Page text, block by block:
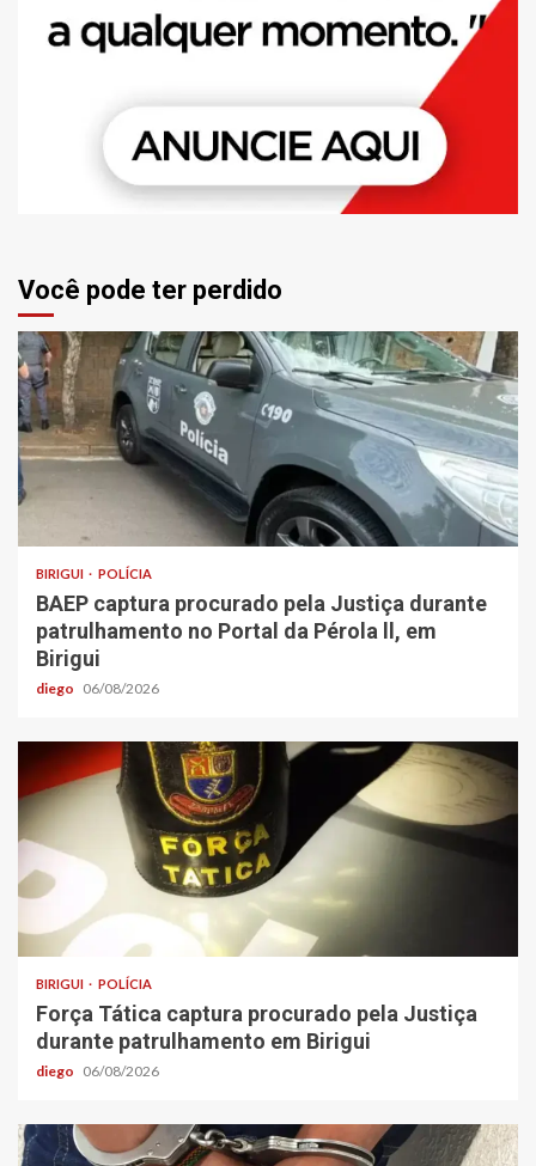
Você pode ter perdido
BIRIGUI POLÍCIA
BAEP captura procurado pela Justiça durante
patrulhamento no Portal da Pérola ll, em
Birigui
diego 06/08/2026
BIRIGUI POLÍCIA
Força Tática captura procurado pela Justiça
durante patrulhamento em Birigui
diego 06/08/2026